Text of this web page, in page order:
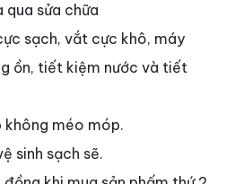
qua sửa chữa
sạch, vắt cực khô, máy
ồn, tiết kiệm nước và tiết
không méo móp.
sinh sạch sẽ.